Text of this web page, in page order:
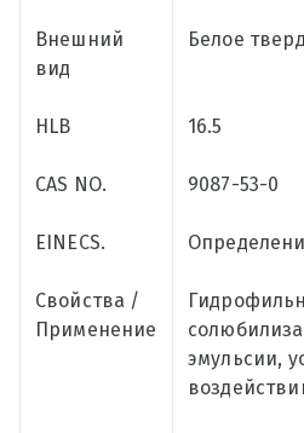
Внешний
вид
Белое
HLB 16.5
CAS NO. 9087-53-0
EINECS.
Свойства /
Применение
эмульсии,